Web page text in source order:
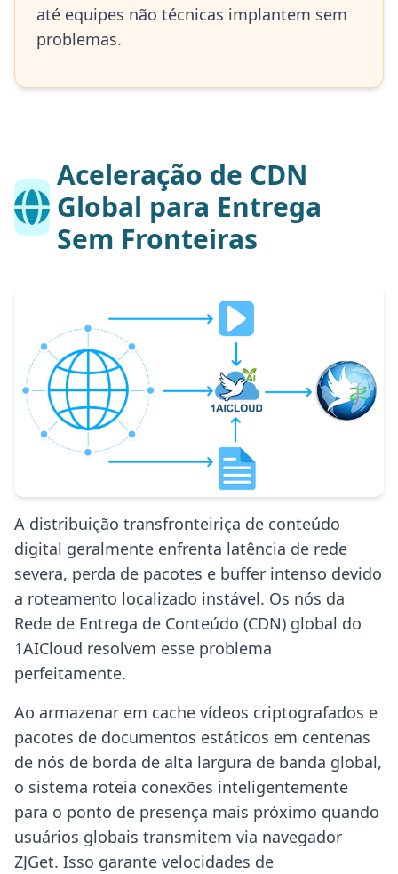
até equipes não técnicas implantem sem
problemas.
Aceleração de CDN
Global para Entrega
Sem Fronteiras
A distribuição transfronteiriça de conteúdo
digital geralmente enfrenta latência de rede
severa, perda de pacotes e buffer intenso devido
a roteamento localizado instável. Os nós da
Rede de Entrega de Conteúdo (CDN) global do
1AICloud resolvem esse problema
perfeitamente.
Ao armazenar em cache vídeos criptografados e
pacotes de documentos estáticos em centenas
de nós de borda de alta largura de banda global,
o sistema roteia conexões inteligentemente
para o ponto de presença mais próximo quando
usuários globais transmitem via navegador
ZJGet. Isso garante velocidades de